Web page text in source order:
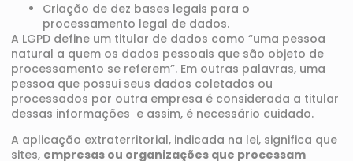
Criação de dez bases legais para o
processamento legal de dados.
A LGPD define um titular de dados como “uma pessoa
natural a quem os dados pessoais que são objeto de
processamento se referem”. Em outras palavras, uma
pessoa que possui seus dados coletados ou
processados ​​por outra empresa é considerada a titular
dessas informações e assim, é necessário cuidado.
A aplicação extraterritorial, indicada na lei, significa que
sites, empresas ou organizações que processam